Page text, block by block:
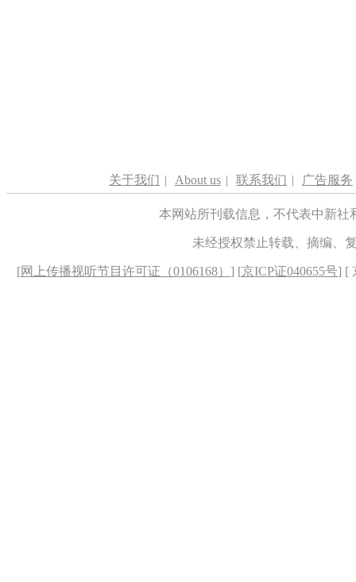
关于我们 | About us | 联系我们 | 广告服务
本网站所刊载信息，不代表中新
未经授权禁止转载、摘编、
[网上传播视听节目许可证（0106168） ] [京ICP证040655号] [